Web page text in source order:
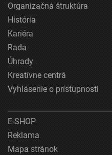
Organizačná štruktúra
História
Kariéra
Rada
Úhrady
Kreatívne centrá
Vyhlásenie o prístupnosti
E-SHOP
Reklama
Mapa stránok